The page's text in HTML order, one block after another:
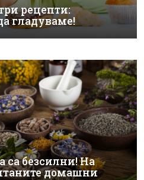
рецепти:
гладуваме!
са безсилни! На
домашни